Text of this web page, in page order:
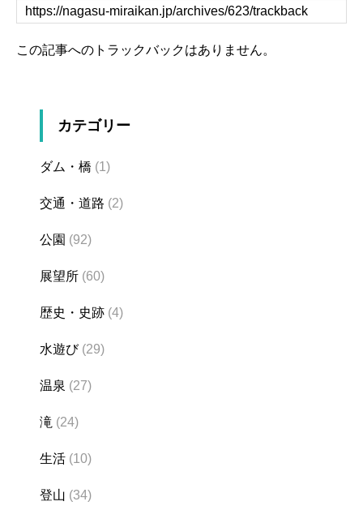
この記事へのトラックバックはありません。
カテゴリー
ダム・橋 (1)
交通・道路 (2)
公園 (92)
展望所 (60)
歴史・史跡 (4)
水遊び(29)
温泉 (27)
滝 (24)
生活 (10)
登山 (34)